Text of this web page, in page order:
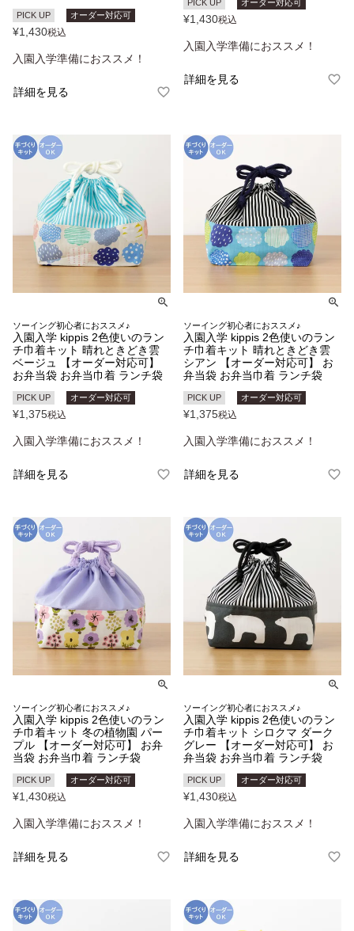
PICK UP オーダー対応可
¥1,430税込
入園入学準備におススメ！
詳細を見る
PICK UP オーダー対応可
¥1,430税込
入園入学準備におススメ！
詳細を見る
ソーイング初心者におススメ♪
入園入学 kippis 2色使いのラン
チ巾着キット 晴れときどき雲
ベージュ 【オーダー対応可】
お弁当袋 お弁当巾着 ランチ袋
PICK UP オーダー対応可
¥1,375税込
入園入学準備におススメ！
詳細を見る
ソーイング初心者におススメ♪
入園入学 kippis 2色使いのラン
チ巾着キット 晴れときどき雲
シアン 【オーダー対応可】 お
弁当袋 お弁当巾着 ランチ袋
PICK UP オーダー対応可
¥1,375税込
入園入学準備におススメ！
詳細を見る
ソーイング初心者におススメ♪
入園入学 kippis 2色使いのラン
チ巾着キット 冬の植物園 パー
プル 【オーダー対応可】 お弁
当袋 お弁当巾着 ランチ袋
PICK UP オーダー対応可
¥1,430税込
入園入学準備におススメ！
詳細を見る
ソーイング初心者におススメ♪
入園入学 kippis 2色使いのラン
チ巾着キット シロクマ ダーク
グレー 【オーダー対応可】 お
弁当袋 お弁当巾着 ランチ袋
PICK UP オーダー対応可
¥1,430税込
入園入学準備におススメ！
詳細を見る